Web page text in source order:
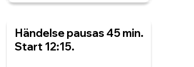
Händelse pausas 45 min.
Start 12:15.